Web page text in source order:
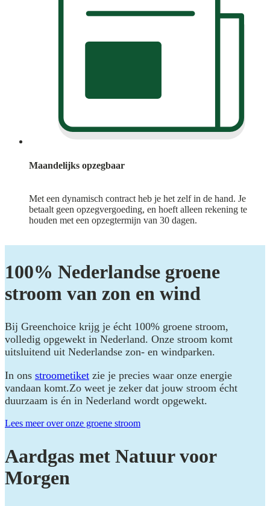
Maandelijks opzegbaar
Met een dynamisch contract heb je het zelf in de hand. Je
betaalt geen opzegvergoeding, en hoeft alleen rekening te
houden met een opzegtermijn van 30 dagen.
100% Nederlandse groene
stroom van zon en wind
Bij Greenchoice krijg je écht 100% groene stroom,
volledig opgewekt in Nederland. Onze stroom komt
uitsluitend uit Nederlandse zon- en windparken.
In ons stroometiket zie je precies waar onze energie
vandaan komt.Zo weet je zeker dat jouw stroom écht
duurzaam is én in Nederland wordt opgewekt.
Lees meer over onze groene stroom
Aardgas met Natuur voor
Morgen